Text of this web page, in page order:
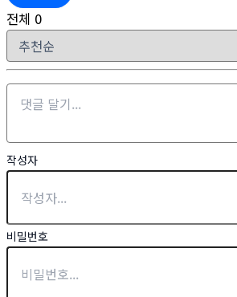
전체 0
작성자
비밀번호